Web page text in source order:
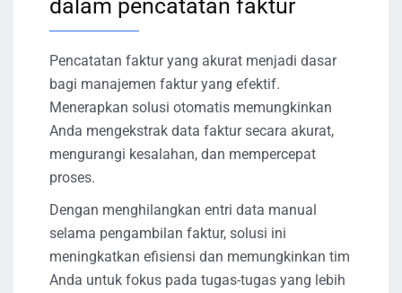
dalam pencatatan faktur
Pencatatan faktur yang akurat menjadi dasar
bagi manajemen faktur yang efektif.
Menerapkan solusi otomatis memungkinkan
Anda mengekstrak data faktur secara akurat,
mengurangi kesalahan, dan mempercepat
proses.
Dengan menghilangkan entri data manual
selama pengambilan faktur, solusi ini
meningkatkan efisiensi dan memungkinkan tim
Anda untuk fokus pada tugas-tugas yang lebih